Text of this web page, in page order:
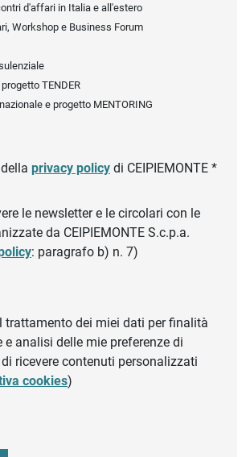
d'affari in Italia e all'estero
Workshop e Business Forum
TENDER
e progetto MENTORING
privacy policy di CEIPIEMONTE *
le newsletter e le circolari con le
da CEIPIEMONTE S.c.p.a.
: paragrafo b) n. 7)
trattamento dei miei dati per finalità
analisi delle mie preferenze di
ricevere contenuti personalizzati
cookies)